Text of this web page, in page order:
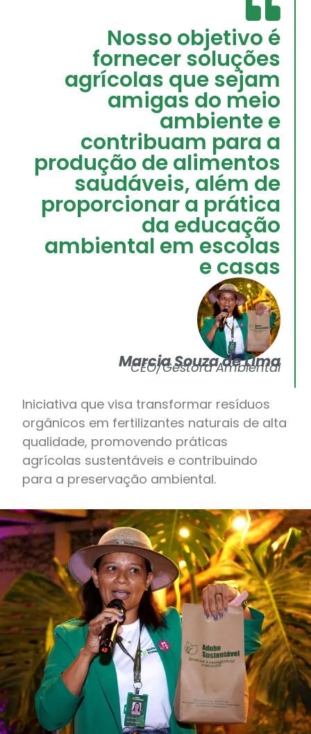
Nosso objetivo é
fornecer soluções
agrícolas que sejam
amigas do meio
ambiente e
contribuam para a
produção de alimentos
saudáveis, além de
proporcionar a prática
da educação
ambiental em escolas
e casas
Marcia Souza de Lima
CEO/Gestora Ambiental
Iniciativa que visa transformar resíduos
orgânicos em fertilizantes naturais de alta
qualidade, promovendo práticas
agrícolas sustentáveis e contribuindo
para a preservação ambiental.